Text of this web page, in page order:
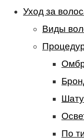
Уход за
Виды
По